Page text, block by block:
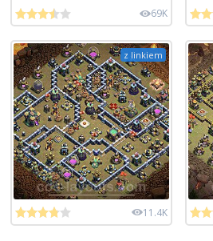
69K
z linkiem
11.4K